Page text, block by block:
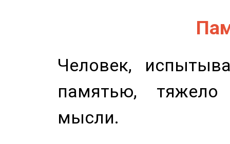
Человек,
памятью,
мысли.